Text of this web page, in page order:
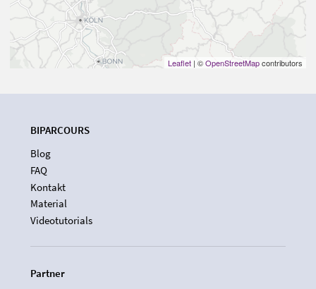
Leaflet | ©OpenStreetMapcontributors
BIPARCOURS
Blog
FAQ
Kontakt
Material
Videotutorials
Partner